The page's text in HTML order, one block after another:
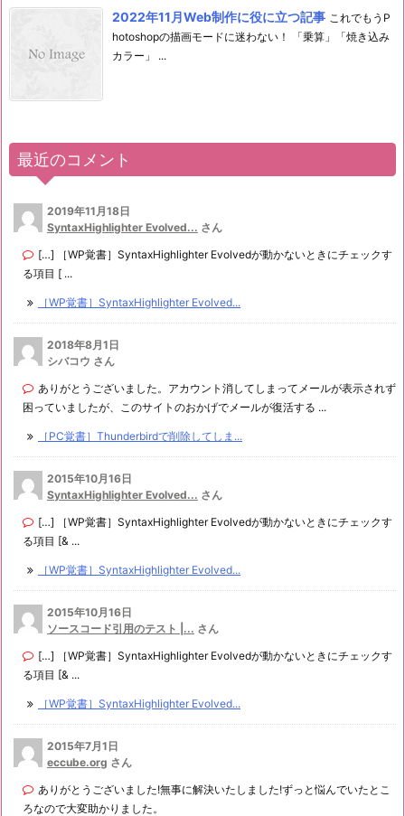
2022年11月Web制作に役に立つ記事 これでもうP
hotoshopの描画モードに迷わない！ 「乗算」「焼き込み
カラー」 ...
最近のコメント
2019年11月18日
SyntaxHighlighter Evolved... さん
[…] ［WP覚書］SyntaxHighlighter Evolvedが動かないときにチェックす
る項目 [ ...
［WP覚書］SyntaxHighlighter Evolved...
2018年8月1日
シバコウ さん
ありがとうございました。アカウント消してしまってメールが表示されず
困っていましたが、このサイトのおかげでメールが復活する ...
［PC覚書］Thunderbirdで削除してしま...
2015年10月16日
SyntaxHighlighter Evolved... さん
[…] ［WP覚書］SyntaxHighlighter Evolvedが動かないときにチェックす
る項目 [& ...
［WP覚書］SyntaxHighlighter Evolved...
2015年10月16日
ソースコード引用のテスト |... さん
[…] ［WP覚書］SyntaxHighlighter Evolvedが動かないときにチェックす
る項目 [& ...
［WP覚書］SyntaxHighlighter Evolved...
2015年7月1日
eccube.org さん
ありがとうございました!無事に解決いたしました!ずっと悩んでいたとこ
ろなので大変助かりました。